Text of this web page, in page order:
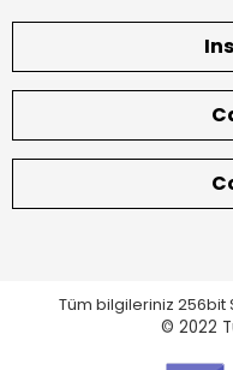
Tüm bilgileriniz 256bit
© 2022